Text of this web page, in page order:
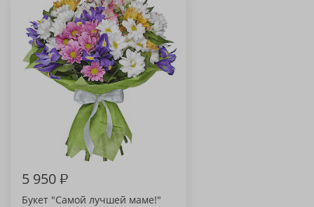
5 950₽
Букет "Самой лучшей маме!"